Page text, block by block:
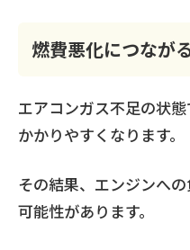
燃費悪化につなが
エアコンガス不足の状
かかりやすくなります。
その結果、エンジンへ
可能性があります。